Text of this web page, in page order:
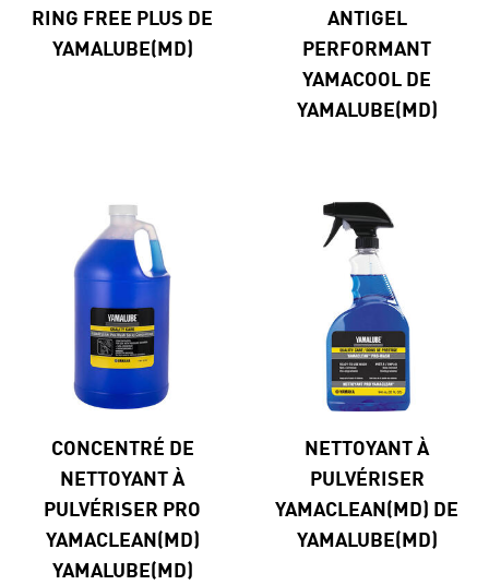
RING FREE PLUS DE
YAMALUBE(MD)
ANTIGEL
PERFORMANT
YAMACOOL DE
YAMALUBE(MD)
CONCENTRÉ DE
NETTOYANT À
PULVÉRISER PRO
YAMACLEAN(MD)
YAMALUBE(MD)
NETTOYANT À
PULVÉRISER
YAMACLEAN(MD) DE
YAMALUBE(MD)